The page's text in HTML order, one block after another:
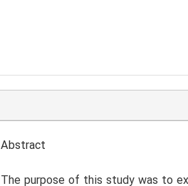
Abstract
The purpose of this study was to